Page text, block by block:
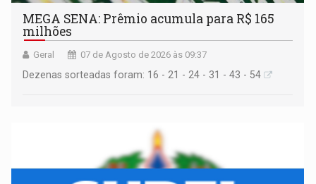
MEGA SENA: Prêmio acumula para R$ 165
milhões
Geral 07 de Agosto de 2026 às 09:37
Dezenas sorteadas foram: 16 - 21 - 24 - 31 - 43 - 54